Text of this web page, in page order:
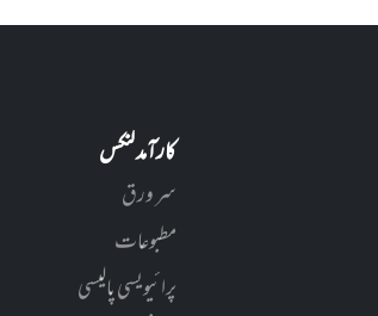
کارآمد لنکس
سر ورق
مطبوعات
پرائیویسی پالیسی